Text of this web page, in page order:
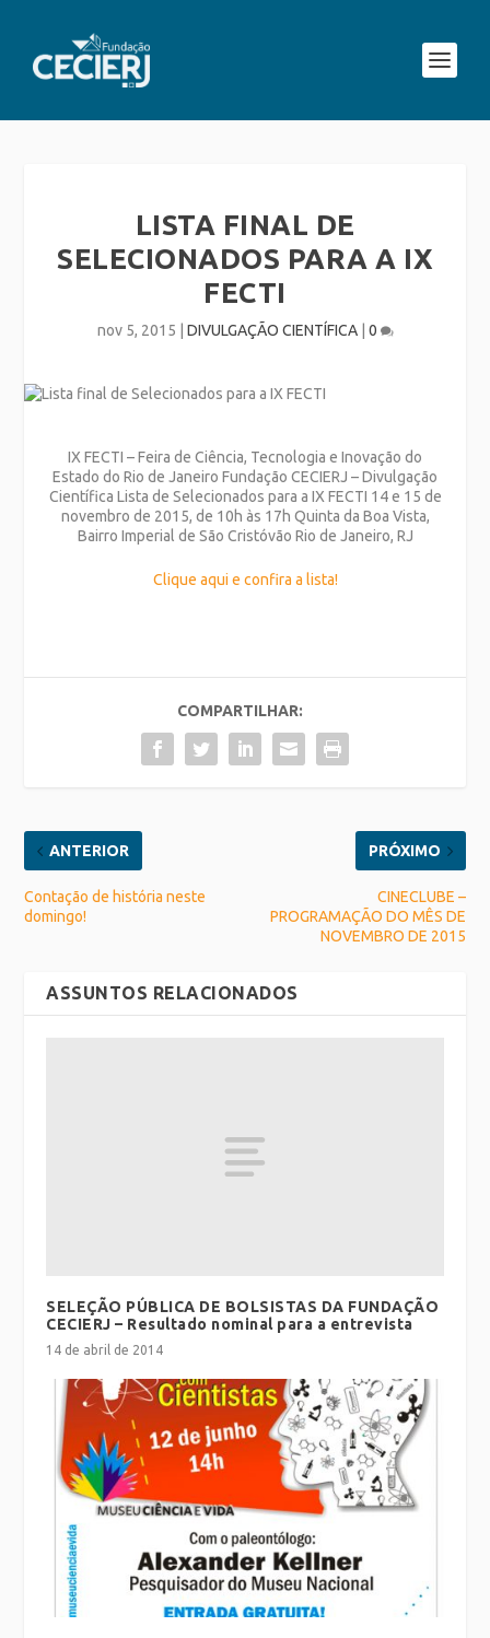
LISTA FINAL DE
SELECIONADOS PARA A IX
FECTI
nov 5, 2015 DIVULGAÇÃO CIENTÍFICA| 0
IX FECTI – Feira de Ciência, Tecnologia e Inovação do
Estado do Rio de Janeiro Fundação CECIERJ – Divulgação
Científica Lista de Selecionados para a IX FECTI 14 e 15 de
novembro de 2015, de 10h às 17h Quinta da Boa Vista,
Bairro Imperial de São Cristóvão Rio de Janeiro, RJ
Clique aqui e confira a lista!
COMPARTILHAR:
ANTERIOR
Contação de história neste
domingo!
PRÓXIMO
CINECLUBE –
PROGRAMAÇÃO DO MÊS DE
NOVEMBRO DE 2015
ASSUNTOS RELACIONADOS
SELEÇÃO PÚBLICA DE BOLSISTAS DA FUNDAÇÃO
CECIERJ – Resultado nominal para a entrevista
14 de abril de 2014